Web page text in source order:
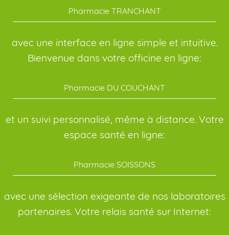
Pharmacie TRANCHANT
avec une interface en ligne simple et intuitive.
Bienvenue dans votre officine en ligne:
Pharmacie DU COUCHANT
et un suivi personnalisé, même à distance. Votre
espace santé en ligne:
Pharmacie SOISSONS
avec une sélection exigeante de nos laboratoires
partenaires. Votre relais santé sur Internet: